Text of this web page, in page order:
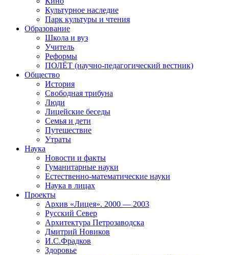
Культурное наследие
Парк культуры и чтения
Образование
Школа и вуз
Учитель
Реформы
ПОЛЁТ (научно-педагогический вестник)
Общество
История
Свободная трибуна
Люди
Лицейские беседы
Семья и дети
Путешествие
Утраты
Наука
Новости и факты
Гуманитарные науки
Естественно-математические науки
Наука в лицах
Проекты
Архив «Лицея». 2000 — 2003
Русский Север
Архитектура Петрозаводска
Дмитрий Новиков
И.С.Фрадков
Здоровье